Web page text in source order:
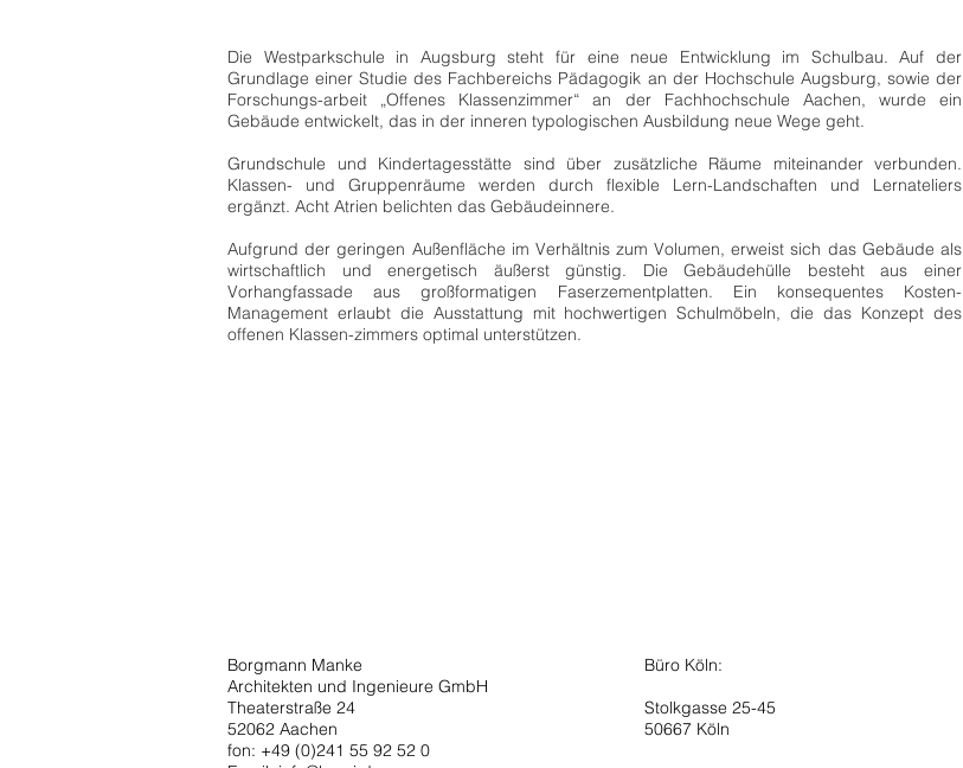
Die Westparkschule in Augsburg steht für eine neue Entwicklung im Schulbau. Auf der
Grundlage einer Studie des Fachbereichs Pädagogik an der Hochschule Augsburg, sowie der
Forschungs-arbeit „Offenes Klassenzimmer“ an der Fachhochschule Aachen, wurde ein
Gebäude entwickelt, das in der inneren typologischen Ausbildung neue Wege geht.
Grundschule und Kindertagesstätte sind über zusätzliche Räume miteinander verbunden.
Klassen- und Gruppenräume werden durch flexible Lern-Landschaften und Lernateliers
ergänzt. Acht Atrien belichten das Gebäudeinnere.
Aufgrund der geringen Außenfläche im Verhältnis zum Volumen, erweist sich das Gebäude als
wirtschaftlich und energetisch äußerst günstig. Die Gebäudehülle besteht aus einer
Vorhangfassade aus großformatigen Faserzementplatten. Ein konsequentes Kosten-
Management erlaubt die Ausstattung mit hochwertigen Schulmöbeln, die das Konzept des
offenen Klassen-zimmers optimal unterstützen.
Borgmann Manke
Architekten und Ingenieure GmbH
Theaterstraße 24
52062 Aachen
fon: +49 (0)241 55 92 52 0
Büro Köln:
Stolkgasse 25-45
50667 Köln